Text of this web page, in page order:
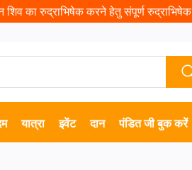
शिव का रुद्राभिषेक करने हेतु संपूर्ण
यात्रा इवेंट दान पंडित जी बुक करें